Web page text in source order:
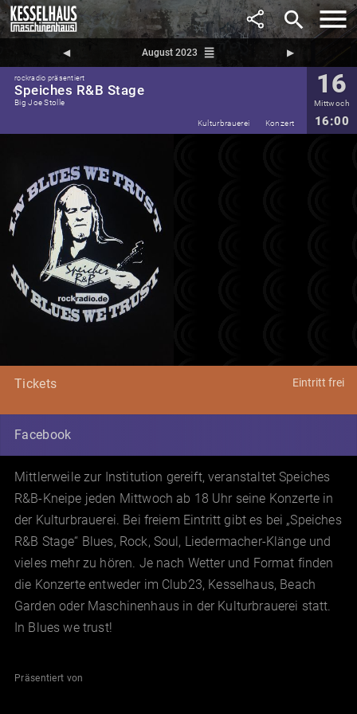
search
◀︎ August 2023 reorder ▶︎
rockradio präsentiert
Speiches R&B Stage
Big Joe Stolle
16
Mittwoch
16:00
Kulturbrauerei Konzert
Tickets Eintritt frei
Facebook
Mittlerweile zur Institution gereift, veranstaltet Speiches
R&B-Kneipe jeden Mittwoch ab 18 Uhr seine Konzerte in
der Kulturbrauerei. Bei freiem Eintritt gibt es bei „Speiches
R&B Stage“ Blues, Rock, Soul, Liedermacher-Klänge und
vieles mehr zu hören. Je nach Wetter und Format finden
die Konzerte entweder im Club23, Kesselhaus, Beach
Garden oder Maschinenhaus in der Kulturbrauerei statt.
In Blues we trust!
Präsentiert von